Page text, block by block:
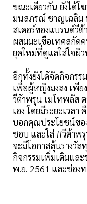
ขณะเดียวกัน ยังได้
มนสภรณ์ ชาญเฉลิม
สเดอร์ของแบรนด์วี
ผสมมะเขือเทศสกัด
ยุคใหม่ที่ดูแลใส่ใจผิ
อีกทั้งยังได้จัดกิจกร
เพื่อผู้หญิงมงลง เพีย
วีต้าพรุน เมโทพลัส
เอง โดยมีระยะเวล
บอกคุณประโยชน์ขอ
ชอบ และใส่ #วีต้าพ
จะมีโอกาสลุ้นรางวัล
กิจกรรมเพิ่มเติมแล
พ.ย. 2561 และช่องท